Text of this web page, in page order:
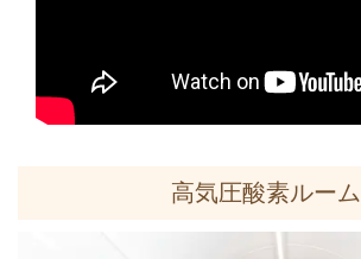
高気圧酸素ルーム